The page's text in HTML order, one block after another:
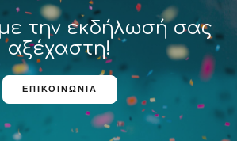
την εκδήλωσή σας
αξέχαστη!
ΕΠΙΚΟΙΝΩΝΊΑ